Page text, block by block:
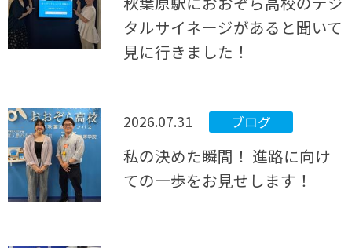
タルサイネージがあると聞いて
見に行きました！
2026.07.31 ブログ
私の決めた瞬間！ 進路に向け
ての一歩をお見せします！